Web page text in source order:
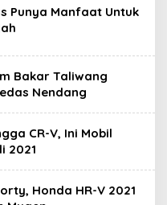
Punya Manfaat Untuk
Bakar Taliwang
Nendang
CR-V, Ini Mobil
2021
Honda HR-V 2021